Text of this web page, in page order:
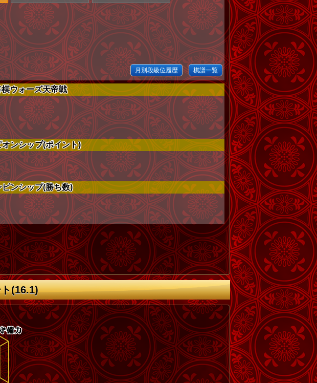
月別段級位履歴 棋譜一覧
ウォーズ天帝戦
ンシップ(ポイント)
ンシップ(勝ち数)
(16.1)